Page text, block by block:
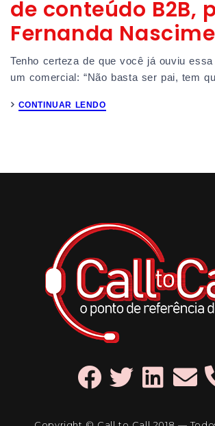
de conteúdo B2B,
Fernanda
Tenho certeza de que você já ouviu
um comercial: “Não basta ser pai, tem
CONTINUAR LENDO